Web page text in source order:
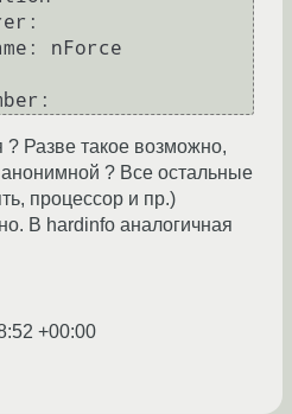
? Разве такое возможно,
? Все остальные
процессор и пр.)
В hardinfo аналогичная
+00:00